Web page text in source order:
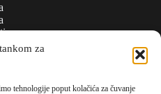
za
tehnologije poput kolačića za čuvanje